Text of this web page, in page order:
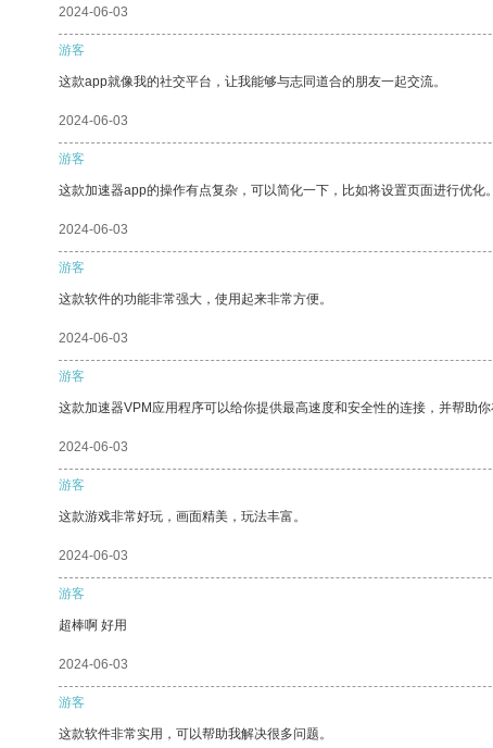
2024-06-03
游客
这款app就像我的社交平台，让我能够与志同道合的朋友一起交流。
2024-06-03
游客
这款加速器app的操作有点复杂，可以简化一下，比如将设置页面进行优化。
2024-06-03
游客
这款软件的功能非常强大，使用起来非常方便。
2024-06-03
游客
这款加速器VPM应用程序可以给你提供最高速度和安全性的连接，并帮助你
2024-06-03
游客
这款游戏非常好玩，画面精美，玩法丰富。
2024-06-03
游客
超棒啊 好用
2024-06-03
游客
这款软件非常实用，可以帮助我解决很多问题。